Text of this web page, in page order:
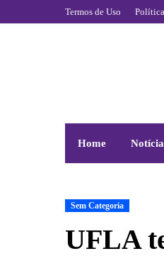
Termos de Uso
Home
Sem Categoria
UFLA